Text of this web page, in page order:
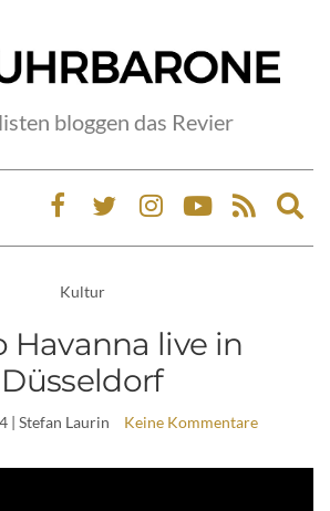
bloggen das Revier
Kultur
Havanna live in
Düsseldorf
| Stefan Laurin Keine Kommentare